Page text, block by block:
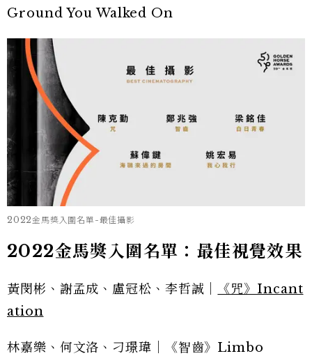
Ground You Walked On
2022金馬獎入圍名單-最佳攝影
2022金馬獎入圍名單：最佳視覺效果
黃閔彬、謝孟成、盧冠松、李哲誠｜
《咒》Incant
ation
林嘉樂、何文洛、刁璟瑋｜《智齒》Limbo